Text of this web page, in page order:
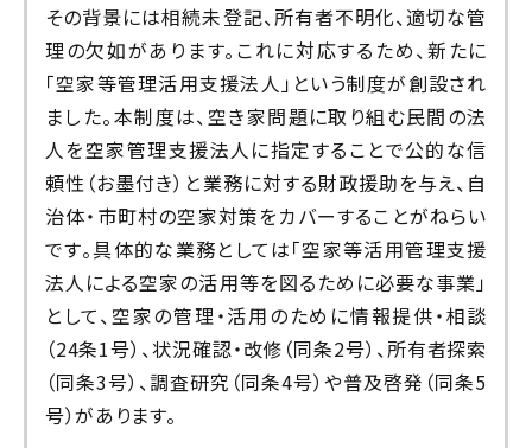
その背景には相続未登記、所有者不明化、適切な管
理の欠如があります。これに対応するため、新たに
「空家等管理活用支援法人」という制度が創設され
ました。本制度は、空き家問題に取り組む民間の法
人を空家管理支援法人に指定することで公的な信
頼性（お墨付き）と業務に対する財政援助を与え、自
治体・市町村の空家対策をカバーすることがねらい
です。具体的な業務としては「空家等活用管理支援
法人による空家の活用等を図るために必要な事業」
として、空家の管理・活用のために情報提供・相談
（24条1号）、状況確認・改修（同条2号）、所有者探索
（同条3号）、調査研究（同条4号）や普及啓発（同条5
号）があります。